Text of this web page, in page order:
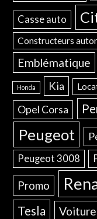
Casse auto
Constructeurs
Emblématique
Honda Kia
Opel Corsa
Peugeot
Peugeot 3008
Promo
Tesla